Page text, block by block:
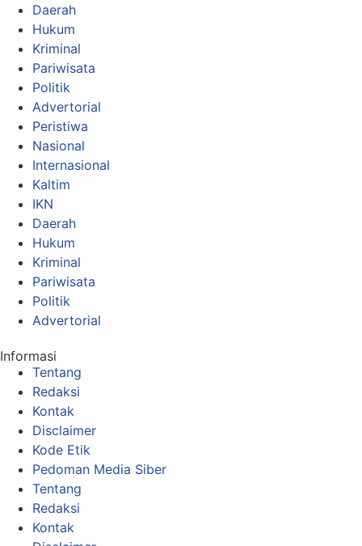
Daerah
Hukum
Kriminal
Pariwisata
Politik
Advertorial
Peristiwa
Nasional
Internasional
Kaltim
IKN
Daerah
Hukum
Kriminal
Pariwisata
Politik
Advertorial
Informasi
Tentang
Redaksi
Kontak
Disclaimer
Kode Etik
Pedoman Media Siber
Tentang
Redaksi
Kontak